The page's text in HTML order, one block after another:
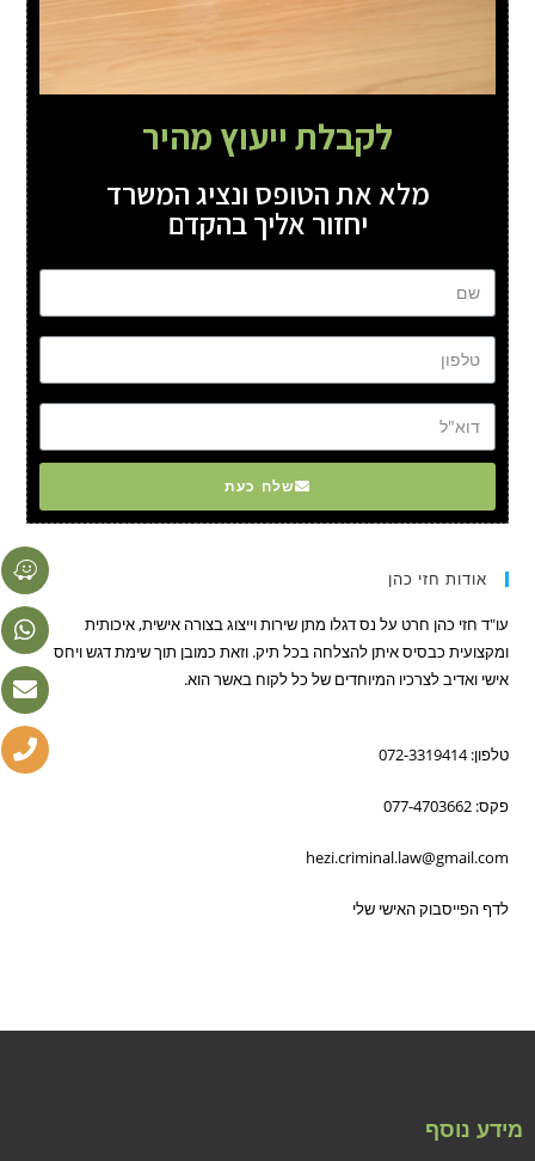
לקבלת ייעוץ מהיר
מלא את הטופס ונציג המשרד
יחזור אליך בהקדם
שלח כעת
אודות חזי כהן
עו"ד חזי כהן חרט על נס דגלו מתן שירות וייצוג בצורה אישית, איכותית
ומקצועית כבסיס איתן להצלחה בכל תיק. וזאת כמובן תוך שימת דגש ויחס
אישי ואדיב לצרכיו המיוחדים של כל לקוח באשר הוא.
טלפון: 072-3319414
פקס: 077-4703662
hezi.criminal.law@gmail.com
לדף הפייסבוק האישי שלי
מידע נוסף